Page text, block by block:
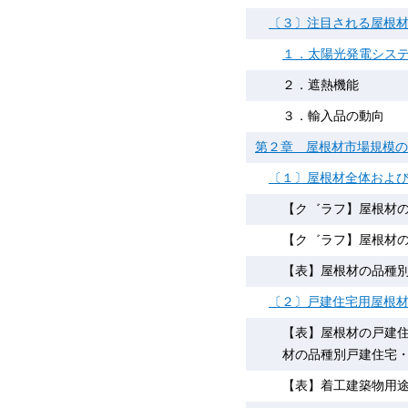
〔３〕注目される屋根
１．太陽光発電シス
２．遮熱機能
３．輸入品の動向
第２章 屋根材市場規模
〔１〕屋根材全体およ
【ク゛ラフ】屋根材
【ク゛ラフ】屋根材
【表】屋根材の品種
〔２〕戸建住宅用屋根
【表】屋根材の戸建
材の品種別戸建住宅
【表】着工建築物用